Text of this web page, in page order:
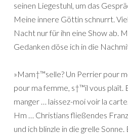
seinen Liegestuhl, um das
Meine innere Göttin schnurrt.
Nacht nur für ihn eine Show ab.
Gedanken döse ich in die
»Mam†™selle? Un Perrier pour
pour ma femme, s†™il vous plaît.
manger … laissez-moi voir la
Hm … Christians fließendes
und ich blinzle in die grelle Sonne.